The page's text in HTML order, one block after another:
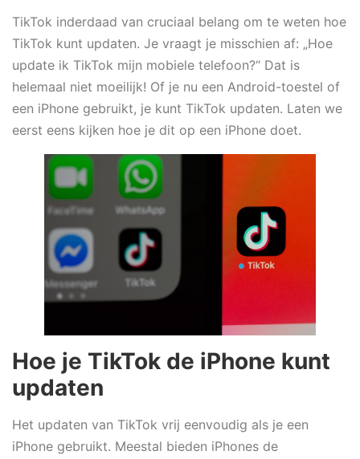
TikTok inderdaad van cruciaal belang om te weten hoe
TikTok kunt updaten. Je vraagt je misschien af: „Hoe
update ik TikTok mijn mobiele telefoon?“ Dat is
helemaal niet moeilijk! Of je nu een Android-toestel of
een iPhone gebruikt, je kunt TikTok updaten. Laten we
eerst eens kijken hoe je dit op een iPhone doet.
Hoe je TikTok de iPhone kunt
updaten
Het updaten van TikTok vrij eenvoudig als je een
iPhone gebruikt. Meestal bieden iPhones de